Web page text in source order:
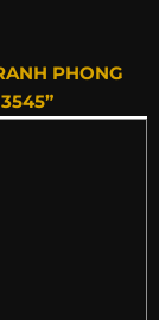
PHONG